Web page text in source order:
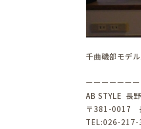
千曲磯部モデ
ーーーーーー
AB STYLE 長
〒 381-0017
TEL:026-217-